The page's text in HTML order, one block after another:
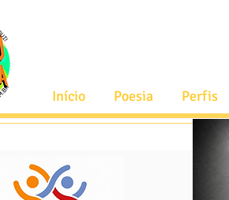
Início Poesia Perfis